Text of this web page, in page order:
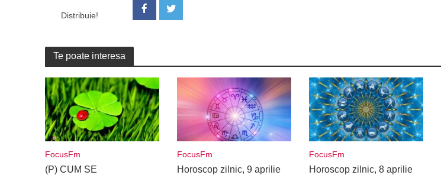
Distribuie!
Te poate interesa
FocusFm
(P) CUM SE
FocusFm
Horoscop zilnic, 9 aprilie
FocusFm
Horoscop zilnic, 8 aprilie